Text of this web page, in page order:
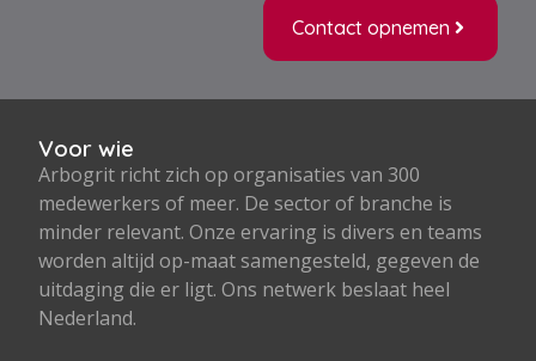
Contact opnemen
Voor wie
Arbogrit richt zich op organisaties van 300
medewerkers of meer. De sector of branche is
minder relevant. Onze ervaring is divers en teams
worden altijd op-maat samengesteld, gegeven de
uitdaging die er ligt. Ons netwerk beslaat heel
Nederland.